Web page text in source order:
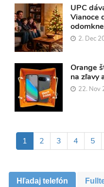
UPC
Vianoce
2. Dec
Orange
na zľavy
22. Nov
Pagination
Aktuálna
stránka
1 Page
2 Page
3 Page
4 Page
5
Hľadaj telefón